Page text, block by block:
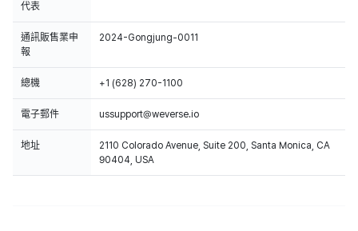
代表
通訊販售業申
報
2024-Gongjung-0011
總機 +1 (628) 270-1100
電子郵件 ussupport@weverse.io
地址
2110 Colorado Avenue, Suite 200, Santa Monica, CA
90404, USA